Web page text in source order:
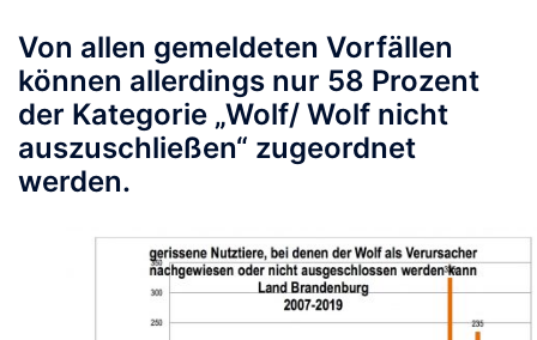
Von allen gemeldeten Vorfällen
können allerdings nur 58 Prozent
der Kategorie „Wolf/ Wolf nicht
auszuschließen“ zugeordnet
werden.